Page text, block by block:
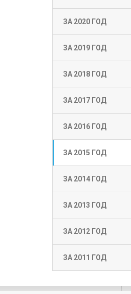
ЗА 2020 ГОД
ЗА 2019 ГОД
ЗА 2018 ГОД
ЗА 2017 ГОД
ЗА 2016 ГОД
ЗА 2015 ГОД
ЗА 2014 ГОД
ЗА 2013 ГОД
ЗА 2012 ГОД
ЗА 2011 ГОД